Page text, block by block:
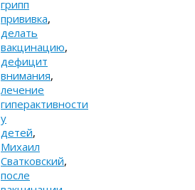
грипп
прививка,
делать
вакцинацию,
дефицит
внимания,
лечение
гиперактивности
у
детей,
Михаил
Сватковский,
после